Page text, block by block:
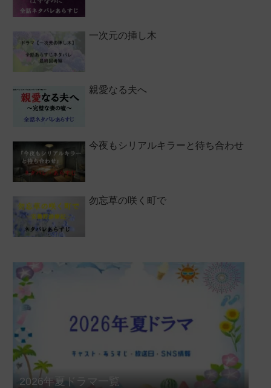
一次元の挿し木
親愛なる夫へ
今夜もシリアルキラーと待ち合わせ
勿忘草の咲く町で
2026年夏ドラマ一覧